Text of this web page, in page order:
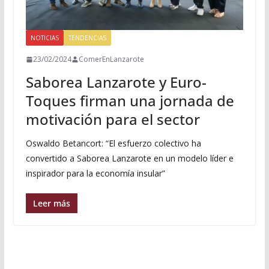
NOTICIAS TENDENCIAS
23/02/2024 ComerEnLanzarote
Saborea Lanzarote y Euro-
Toques firman una jornada de
motivación para el sector
Oswaldo Betancort: “El esfuerzo colectivo ha
convertido a Saborea Lanzarote en un modelo líder e
inspirador para la economía insular”
Leer más